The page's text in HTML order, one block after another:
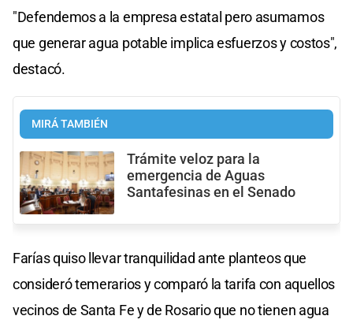
"Defendemos a la empresa estatal pero asumamos
que generar agua potable implica esfuerzos y costos",
destacó.
MIRÁ TAMBIÉN
Trámite veloz para la
emergencia de Aguas
Santafesinas en el Senado
Farías quiso llevar tranquilidad ante planteos que
consideró temerarios y comparó la tarifa con aquellos
vecinos de Santa Fe y de Rosario que no tienen agua